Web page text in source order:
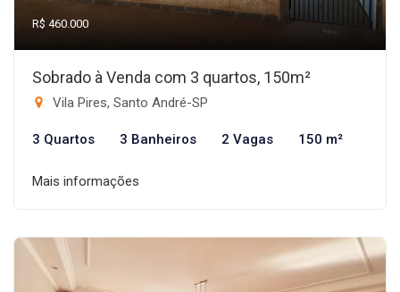
R$ 460.000
Sobrado à Venda com 3 quartos, 150m²
Vila Pires, Santo André-SP
3 Quartos 3 Banheiros 2 Vagas 150 m²
Mais informações